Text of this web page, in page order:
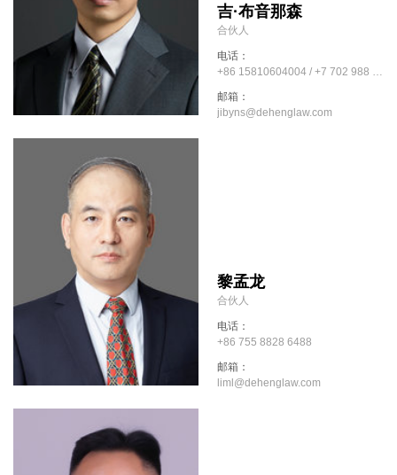
吉·布音那森
合伙人
电话：
+86 15810604004 / +7 702 988 4004
邮箱：
jibyns@dehenglaw.com
黎孟龙
合伙人
电话：
+86 755 8828 6488
邮箱：
liml@dehenglaw.com